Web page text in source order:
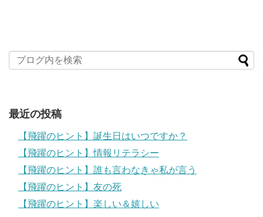
最近の投稿
【飛躍のヒント】誕生日はいつですか？
【飛躍のヒント】情報リテラシー
【飛躍のヒント】誰も言わなきゃ私が言う
【飛躍のヒント】友の死
【飛躍のヒント】楽しい＆嬉しい